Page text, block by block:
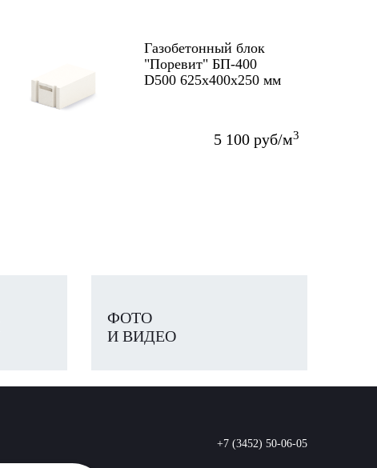
Газобетонный блок
"Поревит" БП-400
D500 625x400x250 мм
5 100 руб/м3
ФОТО
И ВИДЕО
+7 (3452) 50-06-05